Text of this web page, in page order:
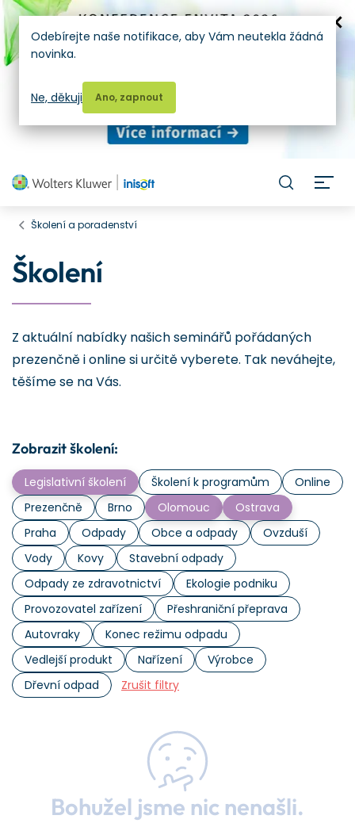
Školení a poradenství
Školení
Z aktuální nabídky našich seminářů pořádaných
prezenčně i online si určitě vyberete. Tak neváhejte,
těšíme se na Vás.
Zobrazit školení:
Legislativní školení Školení k programům
Online
Prezenčně
Brno Olomouc
Ostrava
Praha
Odpady Obce a odpady
Ovzduší
Vody
Kovy
Stavební odpady
Odpady ze zdravotnictví
Ekologie podniku
Provozovatel zařízení
Přeshraniční přeprava
Autovraky
Konec režimu odpadu
Vedlejší produkt
Nařízení
Výrobce
Dřevní odpad
Zrušit filtry
Bohužel jsme nic nenašli.
Odebírejte naše notifikace, aby Vám neutekla žádná
novinka.
Ano, zapnout
Ne, děkuji